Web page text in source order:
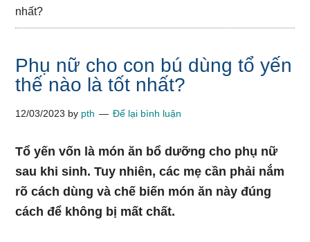
nhất?
Phụ nữ cho con bú dùng tổ yến
thế nào là tốt nhất?
12/03/2023 by pth Để lại bình luận
Tổ yến vốn là món ăn bổ dưỡng cho phụ nữ
sau khi sinh. Tuy nhiên, các mẹ cần phải nắm
rõ cách dùng và chế biến món ăn này đúng
cách để không bị mất chất.